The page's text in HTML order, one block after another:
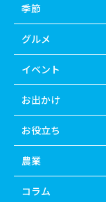
季節
グルメ
イベント
お出かけ
お役立ち
農業
コラム